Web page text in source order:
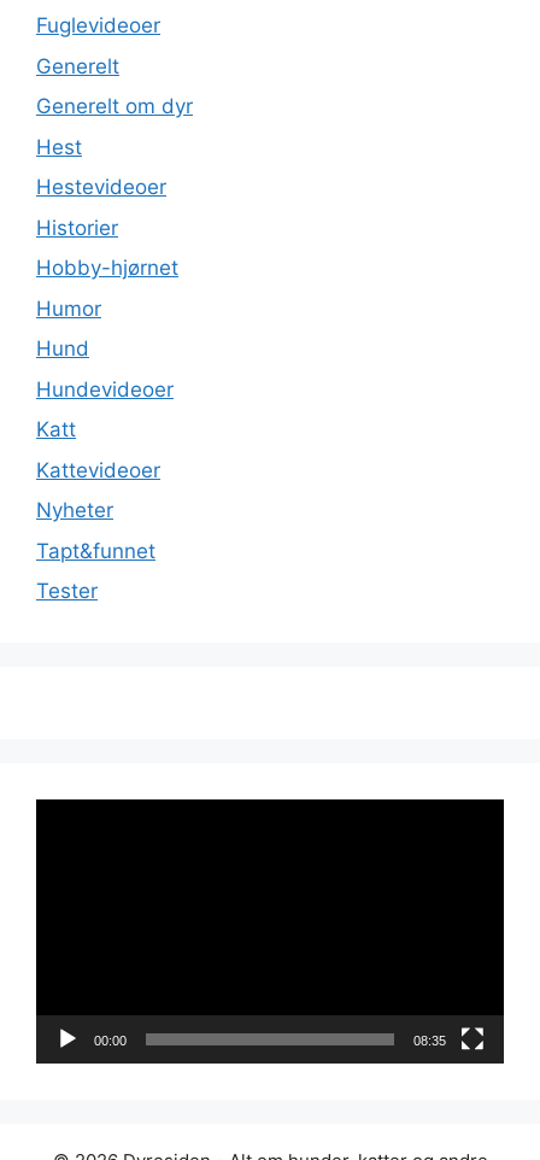
Fuglevideoer
Generelt
Generelt om dyr
Hest
Hestevideoer
Historier
Hobby-hjørnet
Humor
Hund
Hundevideoer
Katt
Kattevideoer
Nyheter
Tapt&funnet
Tester
00:00 08:35